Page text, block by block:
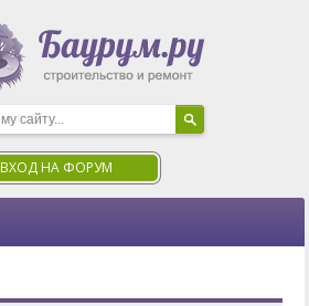
ВХОД НА ФОРУМ